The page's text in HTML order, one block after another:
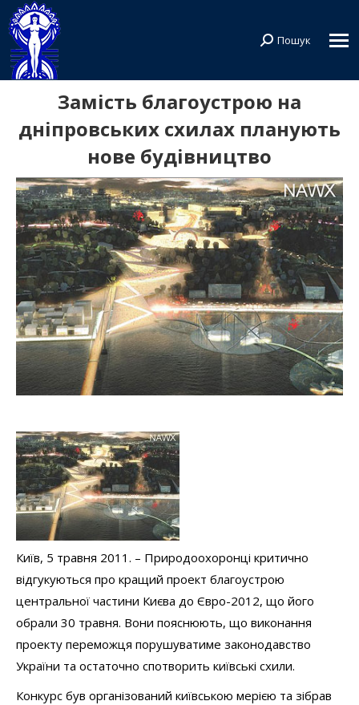
Search:
Пошук
Замість благоустрою на
дніпровських схилах планують
нове будівництво
Київ, 5 травня 2011. – Природоохоронці критично
відгукуються про кращий проект благоустрою
центральної частини Києва до Євро-2012, що його
обрали 30 травня. Вони пояснюють, що виконання
проекту переможця порушуватиме законодавство
України та остаточно спотворить київські схили.
Конкурс був організований київською мерією та зібрав